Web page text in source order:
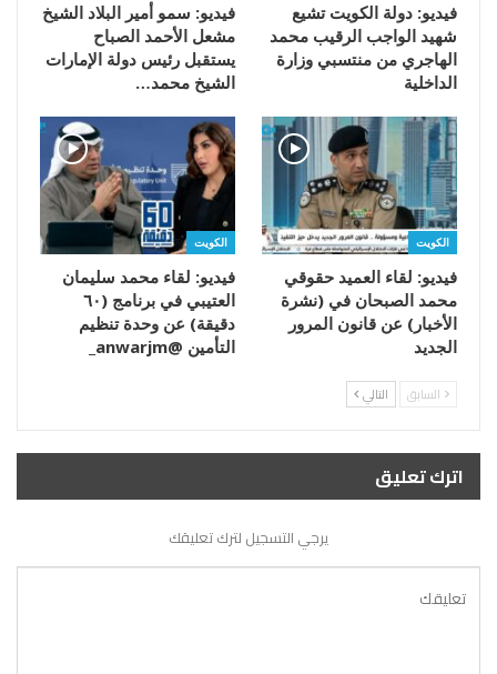
فيديو: دولة الكويت تشيع
شهيد الواجب الرقيب محمد
الهاجري من منتسبي وزارة
الداخلية
فيديو: سمو أمير البلاد الشيخ
مشعل الأحمد الصباح
يستقبل رئيس دولة الإمارات
الشيخ محمد…
الكويت
فيديو: لقاء العميد حقوقي
محمد الصبحان في (نشرة
الأخبار) عن قانون المرور
الجديد
الكويت
فيديو: لقاء محمد سليمان
العتيبي في برنامج (٦٠
دقيقة) عن وحدة تنظيم
التأمين @anwarjm_
السابق التالي
اترك تعليق
يرجي التسجيل لترك تعليقك